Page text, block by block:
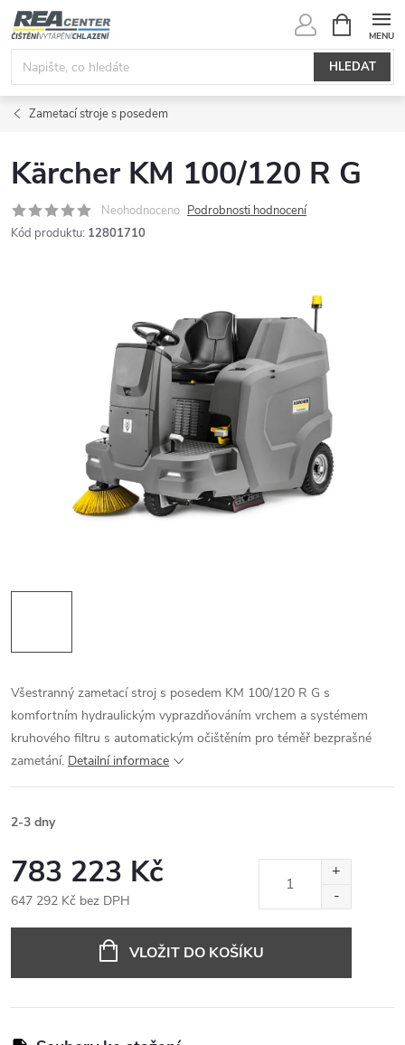
Přejít
na
obsah
HLEDAT
NÁKUPNÍ
KOŠÍK
Zametací stroje s posedem
Kärcher KM 100/120 R G
Neohodnoceno Podrobnosti hodnocení
Kód produktu: 12801710
Všestranný zametací stroj s posedem KM 100/120 R G s
komfortním hydraulickým vyprazdňováním vrchem a systémem
kruhového filtru s automatickým očištěním pro téměř bezprašné
zametání. Detailní informace
2-3 dny
783 223 Kč
647 292 Kč bez DPH
VLOŽIT DO KOŠÍKU